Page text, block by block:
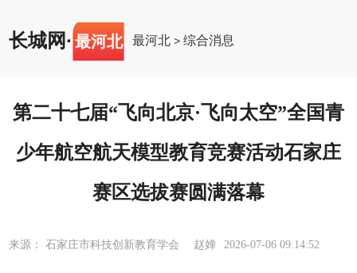
长城网· 最河北 最河北 >综合消息
第二十七届“飞向北京·飞向太空”全国青
少年航空航天模型教育竞赛活动石家庄
赛区选拔赛圆满落幕
来源： 石家庄市科技创新教育学会 赵婵 2026-07-06 09:14:52